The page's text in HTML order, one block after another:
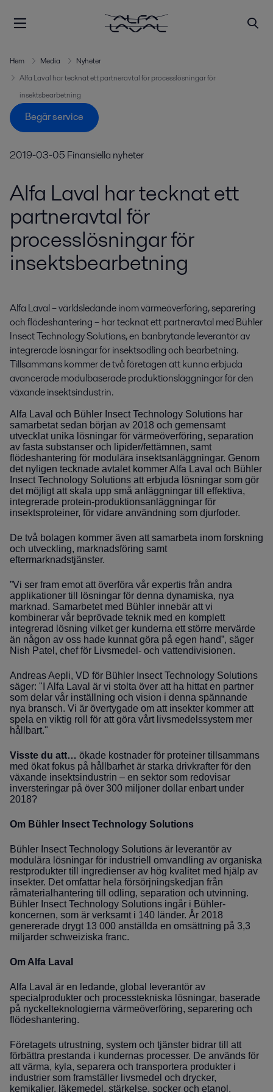
Hem Media
Nyheter
Alfa Laval har tecknat ett partneravtal för processlösningar för
insektsbearbetning
Begär service
2019-03-05 Finansiella nyheter
Alfa Laval har tecknat ett
partneravtal för
processlösningar för
insektsbearbetning
Alfa Laval – världsledande inom värmeöverföring, separering
och flödeshantering – har tecknat ett partneravtal med Bühler
Insect Technology Solutions, en banbrytande leverantör av
integrerade lösningar för insektsodling och bearbetning.
Tillsammans kommer de två företagen att kunna erbjuda
avancerade modulbaserade produktionsläggningar för den
växande insektsindustrin.
Alfa Laval och Bühler Insect Technology Solutions har
samarbetat sedan början av 2018 och gemensamt
utvecklat unika lösningar för värmeöverföring, separation
av fasta substanser och lipider/fettämnen, samt
flödeshantering för modulära insektsanläggningar. Genom
det nyligen tecknade avtalet kommer Alfa Laval och Bühler
Insect Technology Solutions att erbjuda lösningar som gör
det möjligt att skala upp små anläggningar till effektiva,
integrerade protein-produktionsanläggningar för
insektsproteiner, för vidare användning som djurfoder.
De två bolagen kommer även att samarbeta inom forskning
och utveckling, marknadsföring samt
eftermarknadstjänster.
”Vi ser fram emot att överföra vår expertis från andra
applikationer till lösningar för denna dynamiska, nya
marknad. Samarbetet med Bühler innebär att vi
kombinerar vår beprövade teknik med en komplett
integrerad lösning vilket ger kunderna ett större mervärde
än någon av oss hade kunnat göra på egen hand”, säger
Nish Patel, chef för Livsmedel- och vattendivisionen.
Andreas Aepli, VD för Bühler Insect Technology Solutions
säger: "I Alfa Laval är vi stolta över att ha hittat en partner
som delar vår inställning och vision i denna spännande
nya bransch. Vi är övertygade om att insekter kommer att
spela en viktig roll för att göra vårt livsmedelssystem mer
hållbart."
Visste du att… ökade kostnader för proteiner tillsammans
med ökat fokus på hållbarhet är starka drivkrafter för den
växande insektsindustrin – en sektor som redovisar
inversteringar på över 300 miljoner dollar enbart under
2018?
Om Bühler Insect Technology Solutions
Bühler Insect Technology Solutions är leverantör av
modulära lösningar för industriell omvandling av organiska
restprodukter till ingredienser av hög kvalitet med hjälp av
insekter. Det omfattar hela försörjningskedjan från
råmaterialhantering till odling, separation och utvinning.
Bühler Insect Technology Solutions ingår i Bühler-
koncernen, som är verksamt i 140 länder. År 2018
genererade drygt 13 000 anställda en omsättning på 3,3
miljarder schweiziska franc.
Om Alfa Laval
Alfa Laval är en ledande, global leverantör av
specialprodukter och processtekniska lösningar, baserade
på nyckelteknologierna värmeöverföring, separering och
flödeshantering.
Företagets utrustning, system och tjänster bidrar till att
förbättra prestanda i kundernas processer. De används för
att värma, kyla, separera och transportera produkter i
industrier som framställer livsmedel och drycker,
kemikalier, läkemedel, stärkelse, socker och etanol.